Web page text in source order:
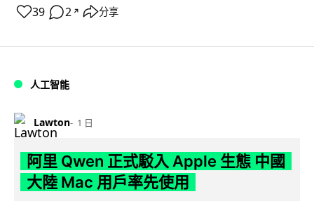
39 2 ↗ 分享
人工智能
Lawton 1 日
阿里 Qwen 正式駁入 Apple 生態 中國
大陸 Mac 用戶率先使用